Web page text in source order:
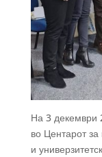
На 3 декември
во Центарот
и